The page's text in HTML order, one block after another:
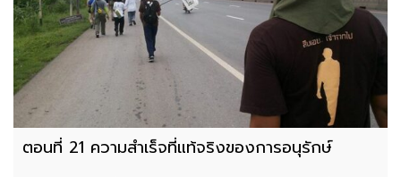
ตอนที่ 21 ความสำเร็จที่แท้จริงของการอนุรักษ์